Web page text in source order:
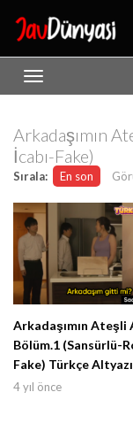
Arkadaşımın
İcabı-Fake)
Sırala: En son
Arkadaşımın Ateşli
Bölüm.1 (Sansürlü-
Fake) Türkçe
4 yıl önce